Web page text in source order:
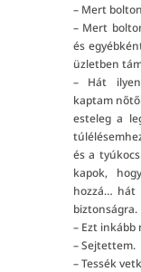
– Mert
– Mert
és
üzletben
– Hát ilyen
kaptam
esteleg a
és a
kapok,
hozzá… hát
biztonságra.
– Ezt inkább
– Sejtettem.
– Tessék